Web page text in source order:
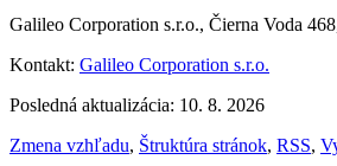
Galileo Corporation s.r.o., Čierna Voda
Kontakt: Galileo Corporation s.r.o.
Posledná aktualizácia: 10. 8. 2026
Zmena vzhľadu, Štruktúra stránok, RSS,